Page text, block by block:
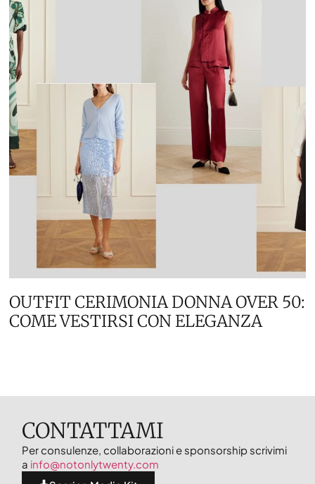
OUTFIT CERIMONIA DONNA OVER 50:
COME VESTIRSI CON ELEGANZA
CONTATTAMI
Per consulenze, collaborazioni e sponsorship scrivimi
a info@notonlytwenty.com